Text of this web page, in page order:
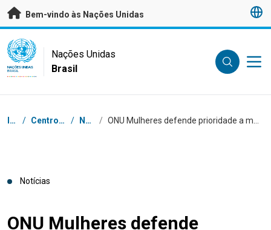
Saltar para conteúdo principal
Bem-vindo às Nações Unidas
UN Logo
NAÇÕES UNIDAS
BRASIL
Nações Unidas
Brasil
Navegação
Início / Centro de Imprensa / Notícias /
Notícias
ONU Mulheres defende